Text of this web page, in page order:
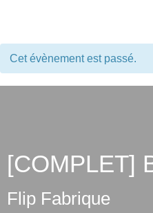
Cet évènement est passé.
[COMPLET]
Flip Fabrique